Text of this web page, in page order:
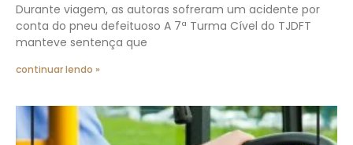
Durante viagem, as autoras sofreram um acidente por
conta do pneu defeituoso A 7ª Turma Cível do TJDFT
manteve sentença que
continuar lendo »